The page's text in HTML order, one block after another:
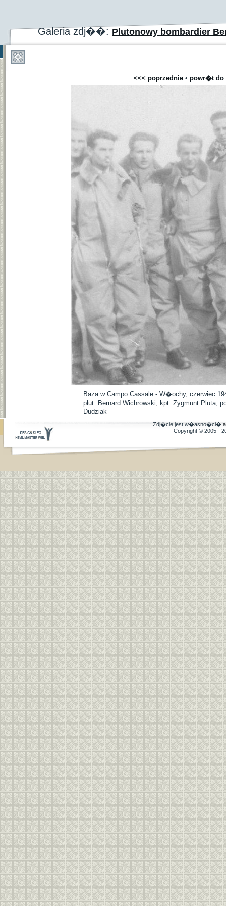
Galeria zdj��: Plutonowy bombardier
<<< poprzednie • powr�t do
Baza w Campo Cassale - W�ochy, czerwiec
plut. Bernard Wichrowski, kpt. Zygmunt Pluta,
Dudziak
Zdj�cie jest w�asno�ci�
Copyright © 2005 -